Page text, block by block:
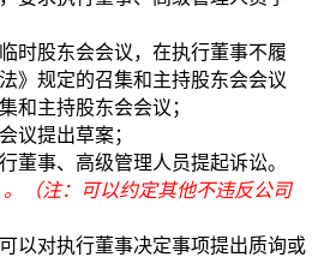
时股东会会议，在执行董事不履
》规定的召集和主持股东会会议
和主持股东会会议；
议提出草案；
董事、高级管理人员提起诉讼。
（注：可以约定其他不违反公司
以对执行董事决定事项提出质询或